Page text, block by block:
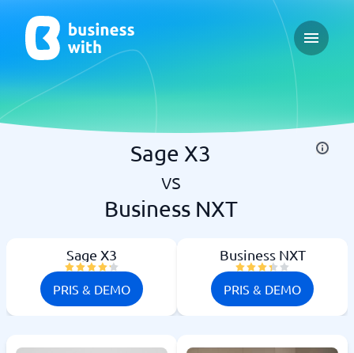
Open
Sage X3
vs
Business NXT
Sage X3
PRIS & DEMO
Business NXT
PRIS & DEMO